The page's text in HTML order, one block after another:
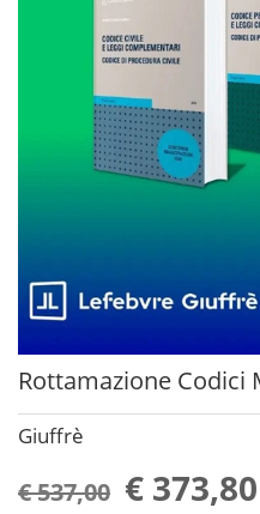
Rottamazione Codici
Giuffrè
€ 537,00 € 373,80